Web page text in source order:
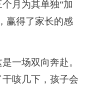
月为其单独“加
赢得了家长的感
一场双向奔赴。
咳几下，孩子会